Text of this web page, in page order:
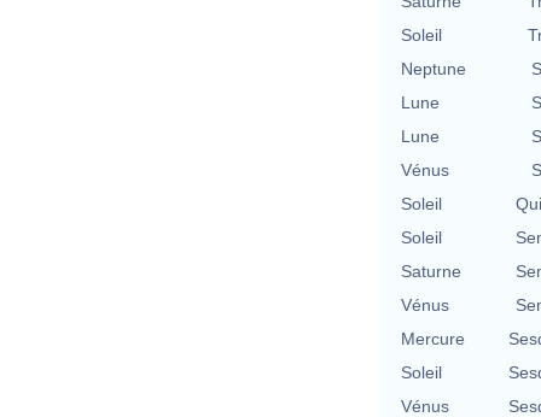
Soleil
Neptune
Lune
Lune
Vénus
Soleil
Soleil
Saturne
Vénus
Mercure
Soleil
Vénus